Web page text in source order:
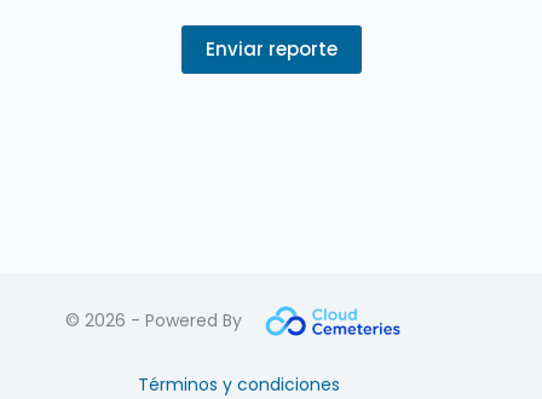
© 2026 - Powered By
Términos y condiciones